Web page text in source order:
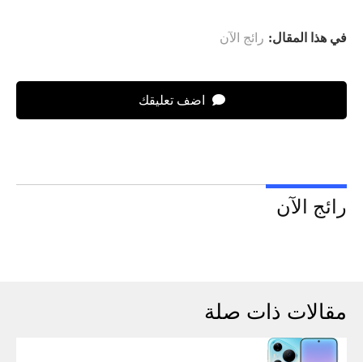
في هذا المقال: رائج الآن
اضف تعليقك
رائج الآن
مقالات ذات صلة